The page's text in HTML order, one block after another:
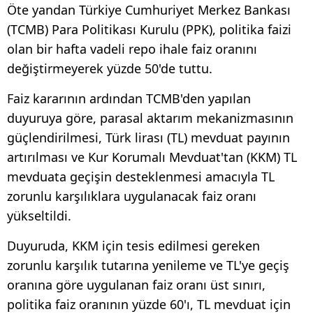
Öte yandan Türkiye Cumhuriyet Merkez Bankası
(TCMB) Para Politikası Kurulu (PPK), politika faizi
olan bir hafta vadeli repo ihale faiz oranını
değiştirmeyerek yüzde 50'de tuttu.
Faiz kararının ardından TCMB'den yapılan
duyuruya göre, parasal aktarım mekanizmasının
güçlendirilmesi, Türk lirası (TL) mevduat payının
artırılması ve Kur Korumalı Mevduat'tan (KKM) TL
mevduata geçişin desteklenmesi amacıyla TL
zorunlu karşılıklara uygulanacak faiz oranı
yükseltildi.
Duyuruda, KKM için tesis edilmesi gereken
zorunlu karşılık tutarına yenileme ve TL'ye geçiş
oranına göre uygulanan faiz oranı üst sınırı,
politika faiz oranının yüzde 60'ı, TL mevduat için